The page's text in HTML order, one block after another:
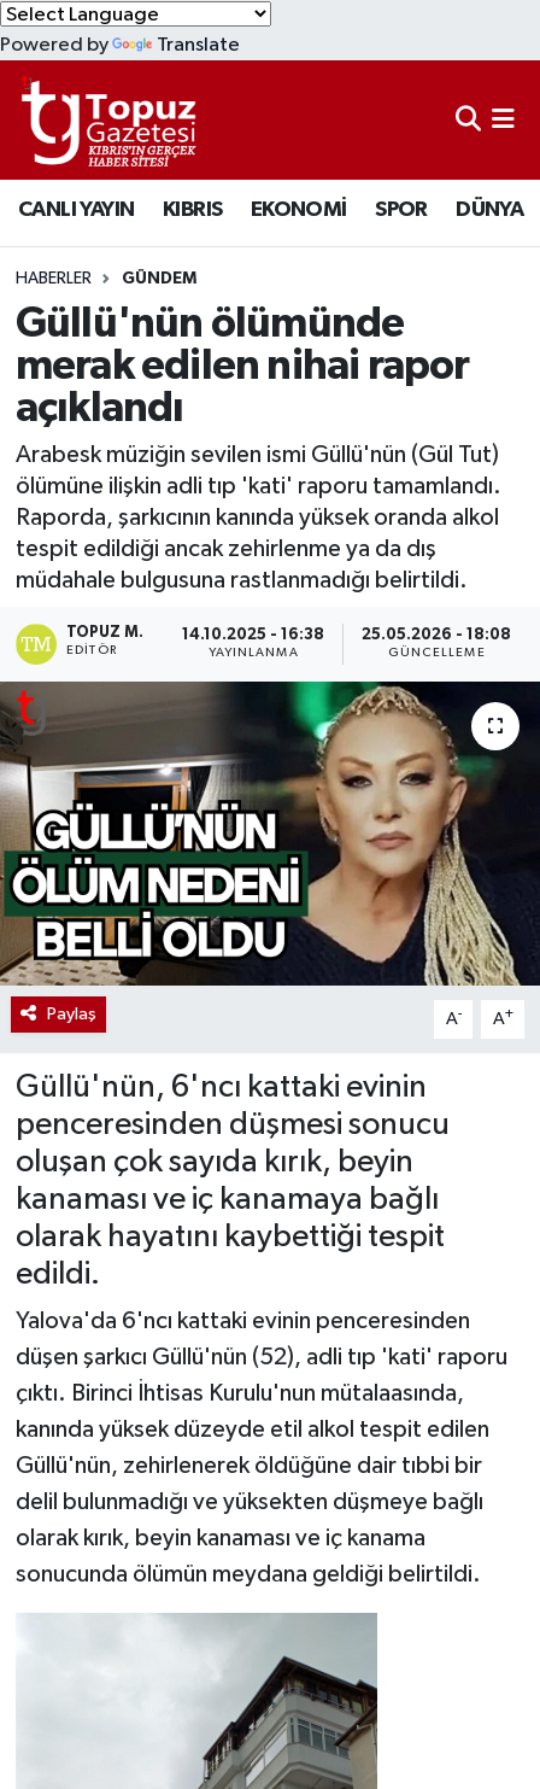
Powered by Translate
CANLI YAYIN KIBRIS EKONOMİ SPOR DÜNYA
HABERLER GÜNDEM
Güllü'nün ölümünde
merak edilen nihai rapor
açıklandı
Arabesk müziğin sevilen ismi Güllü'nün (Gül Tut)
ölümüne ilişkin adli tıp 'kati' raporu tamamlandı.
Raporda, şarkıcının kanında yüksek oranda alkol
tespit edildiği ancak zehirlenme ya da dış
müdahale bulgusuna rastlanmadığı belirtildi.
TOPUZ M.
EDITÖR
14.10.2025 - 16:38
YAYINLANMA
25.05.2026 - 18:08
GÜNCELLEME
Paylaş A- A+
Güllü'nün, 6'ncı kattaki evinin
penceresinden düşmesi sonucu
oluşan çok sayıda kırık, beyin
kanaması ve iç kanamaya bağlı
olarak hayatını kaybettiği tespit
edildi.
Yalova'da 6'ncı kattaki evinin penceresinden
düşen şarkıcı Güllü'nün (52), adli tıp 'kati' raporu
çıktı. Birinci İhtisas Kurulu'nun mütalaasında,
kanında yüksek düzeyde etil alkol tespit edilen
Güllü'nün, zehirlenerek öldüğüne dair tıbbi bir
delil bulunmadığı ve yüksekten düşmeye bağlı
olarak kırık, beyin kanaması ve iç kanama
sonucunda ölümün meydana geldiği belirtildi.
KIBRIS
DÜNYA
EKONOMİ
MAGAZİN
SAĞLIK
SPOR
TEKNOLOJİ
TÜRKİYE
Lefkoşa Nöbetçi Eczaneler
Lefkoşa Hava Durumu
Lefkoşa Trafik Yoğunluk Haritası
Süper Lig Puan Durumu ve Fikstür
Tüm Manşetler
Son Dakika Haberleri
Haber Arşivi